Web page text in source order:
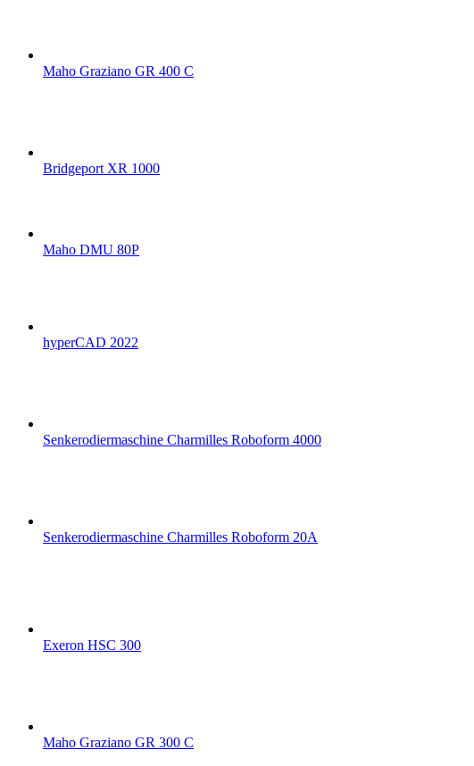
Maho Graziano GR 400 C
Bridgeport XR 1000
Maho DMU 80P
hyperCAD 2022
Senkerodiermaschine Charmilles Roboform 4000
Senkerodiermaschine Charmilles Roboform 20A
Exeron HSC 300
Maho Graziano GR 300 C